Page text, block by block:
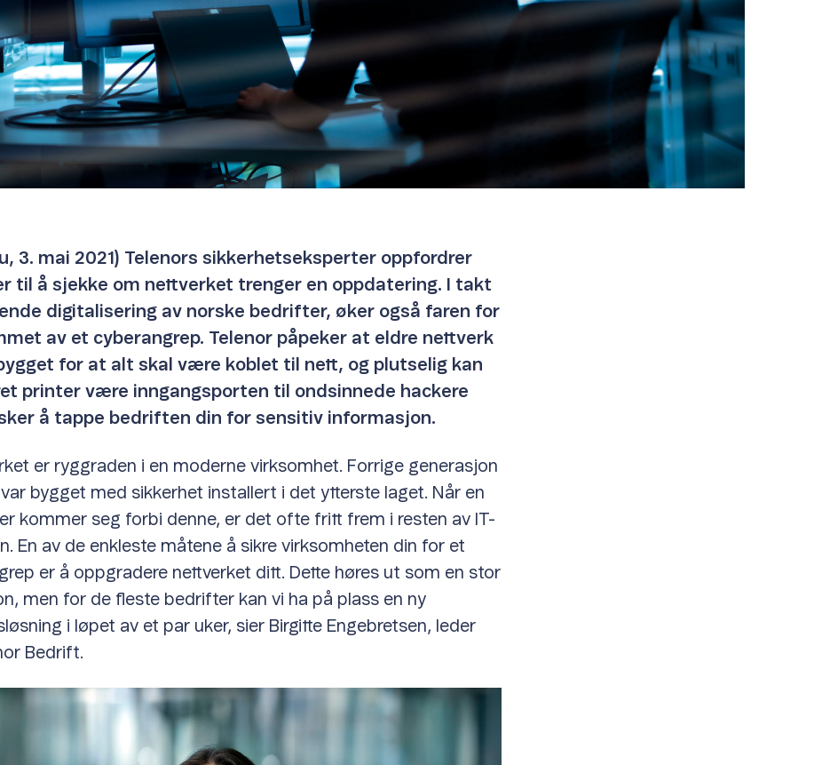
3. mai 2021) Telenors sikkerhetseksperter oppfordrer
til å sjekke om nettverket trenger en oppdatering. I takt
digitalisering av norske bedrifter, øker også faren for
av et cyberangrep. Telenor påpeker at eldre nettverk
for at alt skal være koblet til nett, og plutselig kan
printer være inngangsporten til ondsinnede hackere
å tappe bedriften din for sensitiv informasjon.
er ryggraden i en moderne virksomhet. Forrige generasjon
bygget med sikkerhet installert i det ytterste laget. Når en
kommer seg forbi denne, er det ofte fritt frem i resten av IT-
En av de enkleste måtene å sikre virksomheten din for et
er å oppgradere nettverket ditt. Dette høres ut som en stor
men for de fleste bedrifter kan vi ha på plass en ny
i løpet av et par uker, sier Birgitte Engebretsen, leder
Bedrift.